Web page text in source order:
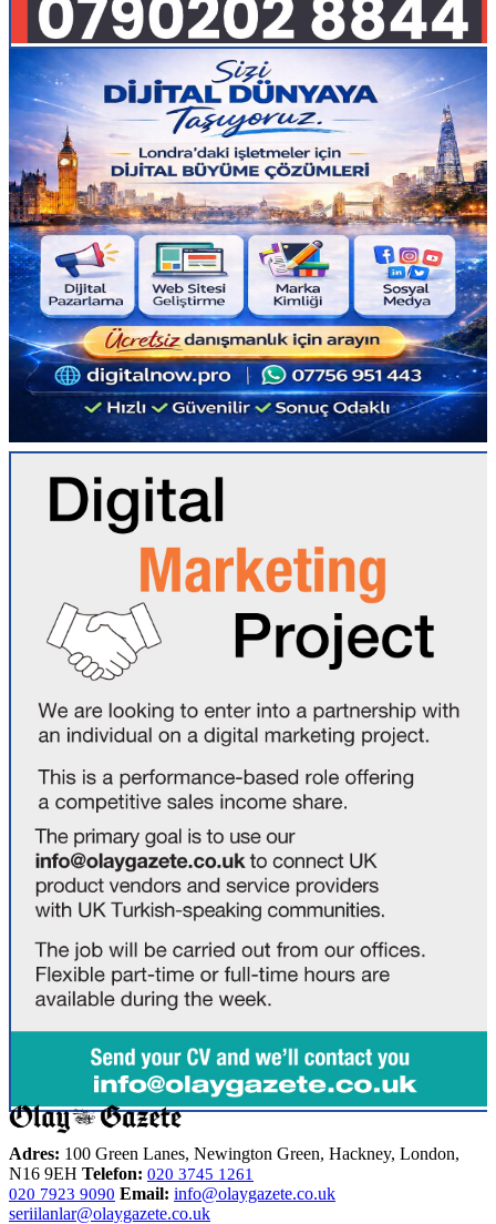
Adres: 100 Green Lanes, Newington Green, Hackney, London,
N16 9EH Telefon: 020 3745 1261
020 7923 9090 Email: info@olaygazete.co.uk
seriilanlar@olaygazete.co.uk